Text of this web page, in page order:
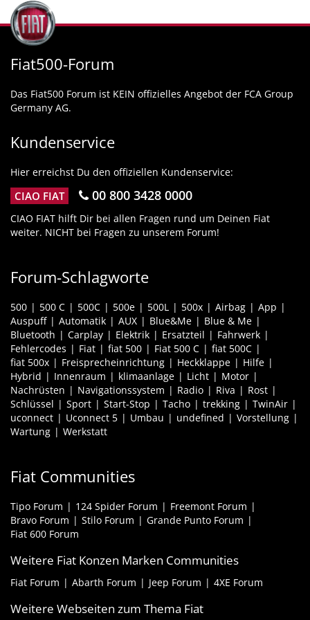
Fiat500-Forum
Das Fiat500 Forum ist KEIN offizielles Angebot der FCA Group
Germany AG.
Kundenservice
Hier erreichst Du den offiziellen Kundenservice:
CIAO FIAT 00 800 3428 0000
CIAO FIAT hilft Dir bei allen Fragen rund um Deinen Fiat
weiter. NICHT bei Fragen zu unserem Forum!
Forum-Schlagworte
500 500 C 500C 500e 500L 500x Airbag
App
Auspuff
Automatik AUX Blue&Me
Blue & Me
Bluetooth
Carplay Elektrik Ersatzteil
Fahrwerk
Fehlercodes
Fiat fiat 500 Fiat 500 C
fiat 500C
fiat 500x
Freisprecheinrichtung Heckklappe
Hilfe
Hybrid
Innenraum klimaanlage Licht
Motor
Nachrüsten
Navigationssystem Radio Riva
Rost
Schlüssel
Sport Start-Stop Tacho trekking
TwinAir
uconnect
Uconnect 5 Umbau undefined
Vorstellung
Wartung
Werkstatt
Fiat Communities
Tipo Forum 124 Spider Forum
Freemont Forum
Bravo Forum
Stilo Forum
Grande Punto Forum
Fiat 600 Forum
Weitere Fiat Konzen Marken Communities
Fiat Forum Abarth Forum Jeep Forum 4XE Forum
Weitere Webseiten zum Thema Fiat